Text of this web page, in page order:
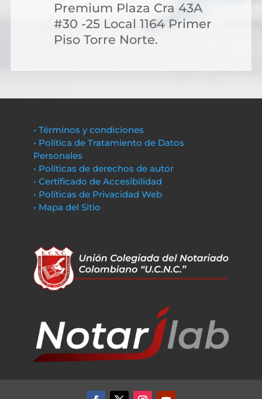
Premium Plaza Cra 43A
#30 -25 Local 1164 Primer
Piso Torre Norte.
• Términos y condiciones
• Política de Tratamiento de Datos
Personales
• Políticas de derechos de autor
• Certificado de Accesibilidad
• Políticas de Privacidad Web
• Mapa del Sitio